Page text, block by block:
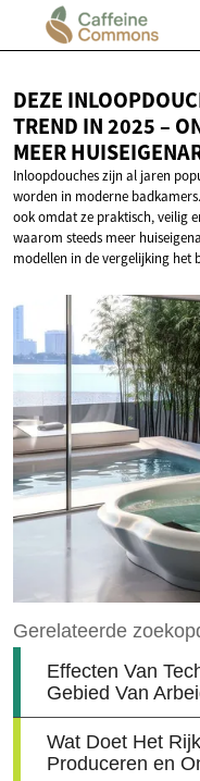
DEZE
TREND IN 2025 –
MEER
Inloopdouches zijn al jaren
worden in moderne
ook omdat ze praktisch, veilig
waarom steeds meer
modellen in de vergelijking het